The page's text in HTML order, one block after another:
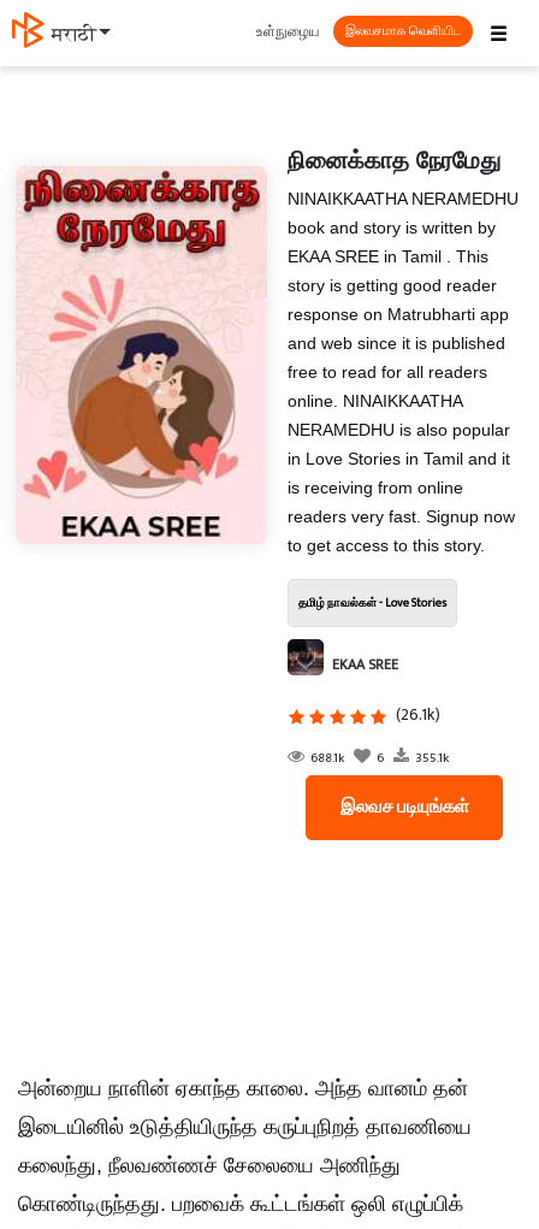
मराठी ☰
உள்நுழைய இலவசமாக வெளியிட
நினைக்காத நேரமேது
NINAIKKAATHA NERAMEDHU
book and story is written by
EKAA SREE in Tamil . This
story is getting good reader
response on Matrubharti app
and web since it is published
free to read for all readers
online. NINAIKKAATHA
NERAMEDHU is also popular
in Love Stories in Tamil and it
is receiving from online
readers very fast. Signup now
to get access to this story.
தமிழ் நாவல்கள் - Love Stories
EKAA SREE
(26.1k)
688.1k 6 355.1k
இலவச படியுங்கள்
அன்றைய நாளின் ஏகாந்த காலை. அந்த வானம் தன்
இடையினில் உடுத்தியிருந்த கருப்புநிறத் தாவணியை
கலைந்து, நீலவண்ணச் சேலையை அணிந்து
கொண்டிருந்தது. பறவைக் கூட்டங்கள் ஒலி எழுப்பிக்